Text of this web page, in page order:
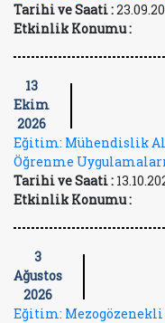
Tarihi ve Saati :
Etkinlik Konumu :
13
Ekim
2026
Eğitim: Mühendislik
Öğrenme
Tarihi ve Saati :
Etkinlik Konumu :
3
Ağustos
2026
Eğitim: